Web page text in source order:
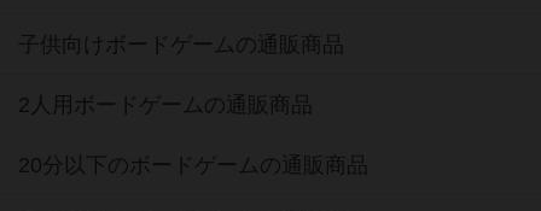
子供向けボードゲームの通販商品
2人用ボードゲームの通販商品
20分以下のボードゲームの通販商品